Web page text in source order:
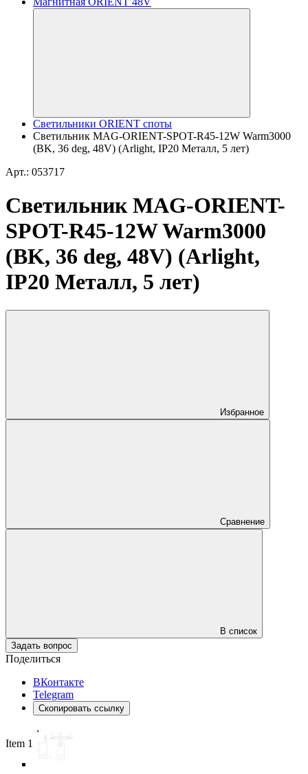
Светильники ORIENT споты
Светильник MAG-ORIENT-SPOT-R45-12W Warm3000
(BK, 36 deg, 48V) (Arlight, IP20 Металл, 5 лет)
Арт.: 053717
Светильник MAG-ORIENT-
SPOT-R45-12W Warm3000
(BK, 36 deg, 48V) (Arlight,
IP20 Металл, 5 лет)
Избранное
Сравнение
В список
Задать вопрос
Поделиться
ВКонтакте
Telegram
Скопировать ссылку
Item 1 of 3